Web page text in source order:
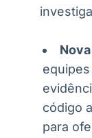
código
para